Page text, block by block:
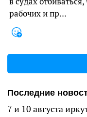
рабочих и пр…
Последние
7 и 10 августа